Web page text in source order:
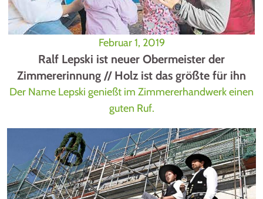
Februar 1, 2019
Ralf Lepski ist neuer Obermeister der
Zimmererinnung // Holz ist das größte für ihn
Der Name Lepski genießt im Zimmererhandwerk einen
guten Ruf.